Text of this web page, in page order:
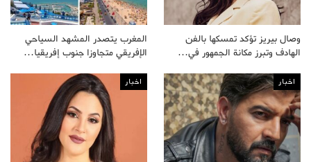
وصال بيريز تؤكد تمسكها بالفن
الهادف وتبرز مكانة الجمهور في…
المغرب يتصدر المشهد السياحي
الإفريقي متجاوزا جنوب إفريقيا…
اخبار اخبار